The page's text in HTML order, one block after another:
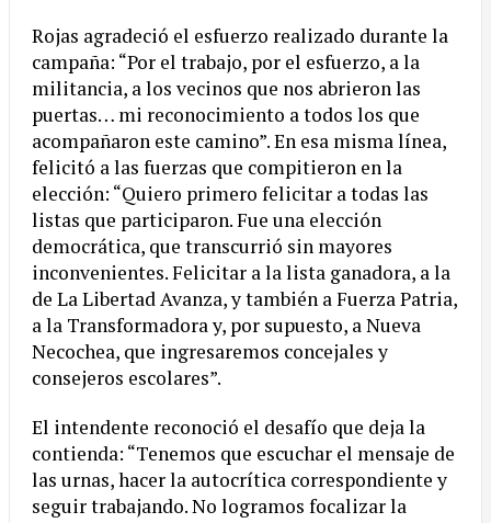
Rojas agradeció el esfuerzo realizado durante la
campaña: “Por el trabajo, por el esfuerzo, a la
militancia, a los vecinos que nos abrieron las
puertas… mi reconocimiento a todos los que
acompañaron este camino”. En esa misma línea,
felicitó a las fuerzas que compitieron en la
elección: “Quiero primero felicitar a todas las
listas que participaron. Fue una elección
democrática, que transcurrió sin mayores
inconvenientes. Felicitar a la lista ganadora, a la
de La Libertad Avanza, y también a Fuerza Patria,
a la Transformadora y, por supuesto, a Nueva
Necochea, que ingresaremos concejales y
consejeros escolares”.
El intendente reconoció el desafío que deja la
contienda: “Tenemos que escuchar el mensaje de
las urnas, hacer la autocrítica correspondiente y
seguir trabajando. No logramos focalizar la